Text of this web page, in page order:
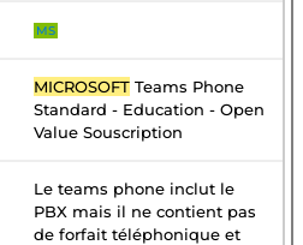
MS
MICROSOFT Teams Phone
Standard - Education - Open
Value Souscription
Le teams phone inclut le
PBX mais il ne contient pas
de forfait téléphonique et